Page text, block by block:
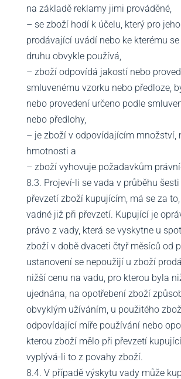
na základě reklamy jimi prováděné,
– se zboží hodí k účelu, který pro
prodávající uvádí nebo ke kterému
druhu obvykle používá,
– zboží odpovídá jakostí nebo
smluvenému vzorku nebo předloze,
nebo provedení určeno podle
nebo předlohy,
– je zboží v odpovídajícím množství,
hmotnosti a
– zboží vyhovuje požadavkům
8.3. Projeví-li se vada v průběhu
převzetí zboží kupujícím, má se za
vadné již při převzetí. Kupující je
právo z vady, která se vyskytne u
zboží v době dvaceti čtyř měsíců od
ustanovení se nepoužijí u zboží
nižší cenu na vadu, pro kterou byla
ujednána, na opotřebení zboží
obvyklým užíváním, u použitého
odpovídající míře používání nebo
kterou zboží mělo při převzetí
vyplývá-li to z povahy zboží.
8.4. V případě výskytu vady může